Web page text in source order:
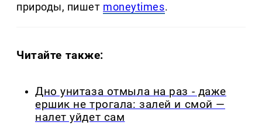
природы, пишет moneytimes.
Читайте также:
Дно унитаза отмыла на раз - даже
ершик не трогала: залей и смой —
налет уйдет сам